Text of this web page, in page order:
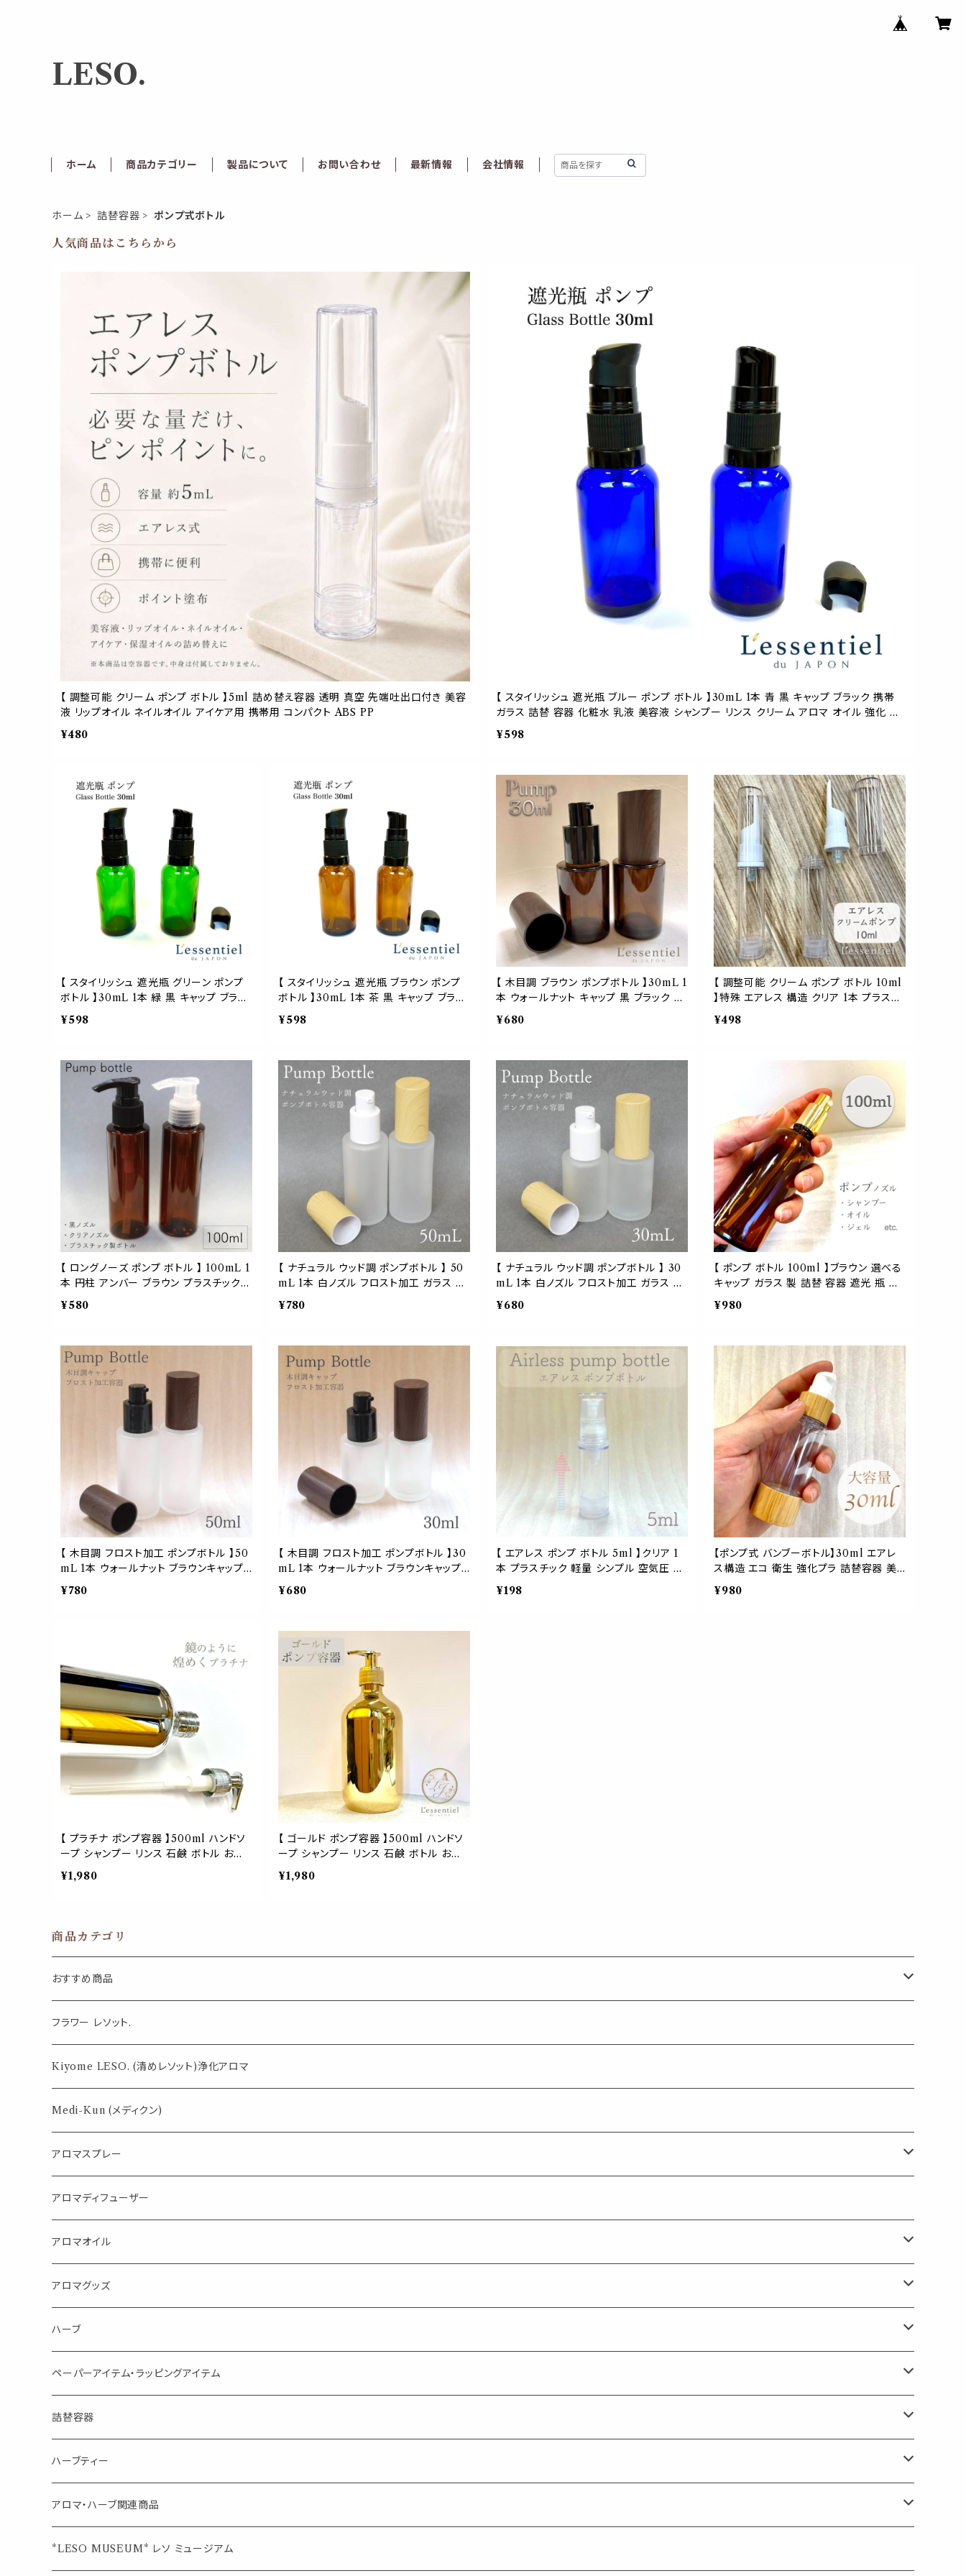
LESO.
ホーム 商品カテゴリー 製品について お問い合わせ 最新情報 会社情報
ホーム 詰替容器 ポンプ式ボトル
人気商品はこちらから
【 調整可能 クリーム ポンプ ボトル 】5ml 詰め替え容器 透明 真空 先端吐出口付き 美容
液 リップオイル ネイルオイル アイケア用 携帯用 コンパクト ABS PP
¥480
【 スタイリッシュ 遮光瓶 ブルー ポンプ ボトル 】30mL 1本 青 黒 キャップ ブラック 携帯
ガラス 詰替 容器 化粧水 乳液 美容液 シャンプー リンス クリーム アロマ オイル 強化 モ
ダン
¥598
【 スタイリッシュ 遮光瓶 グリーン ポンプ
ボトル 】30mL 1本 緑 黒 キャップ ブラッ
ク 携帯 ガラス 詰替 容器 化粧水 乳液 美
容液 シャンプー リンス クリーム アロマ
¥598
【 スタイリッシュ 遮光瓶 ブラウン ポンプ
ボトル 】30mL 1本 茶 黒 キャップ ブラッ
ク 携帯 ガラス 詰替 容器 化粧水 乳液 美
容液 シャンプー リンス クリーム アロマ
¥598
【 木目調 ブラウン ポンプボトル 】30mL 1
本 ウォールナット キャップ 黒 ブラック 遮
光 ガラス 詰替容器 肉厚 化粧水 乳液 美
容液 クリーム アロマ オイル 強化 ナチュ
¥680
【 調整可能 クリーム ポンプ ボトル 10ml
】特殊 エアレス 構造 クリア 1本 プラスチ
ック 軽量 シンプル 空気圧 ノズルなし 化
粧水 美容液 オイル ミルク クリーム 乳液
¥498
【 ロングノーズ ポンプ ボトル 】 100mL 1
本 円柱 アンバー ブラウン プラスチック
選べるポンプ ブラック クリア ロック式 詰
替 容器 クレンジング オイル スキンケア
除 ペット 用品
¥580
【 ナチュラル ウッド調 ポンプボトル 】 50
mL 1本 白ノズル フロスト加工 ガラス 詰
替 容器 木目 キャップ ライト ブラウン プ
ラスチック 乳液 旅行 化粧水 曇り くもり
ト アロマ
¥780
【 ナチュラル ウッド調 ポンプボトル 】 30
mL 1本 白ノズル フロスト加工 ガラス 詰
替 容器 木目 キャップ ライト ブラウン プ
ラスチック 乳液 旅行 化粧水 曇り くもり
ト アロマ
¥680
【 ポンプ ボトル 100ml 】ブラウン 選べる
キャップ ガラス 製 詰替 容器 遮光 瓶 茶
色 アンバー キャリア オイル 美容 液 化粧
水 シャンプー クリーム ジェル アロマ 洗
¥980
【 木目調 フロスト加工 ポンプボトル 】50
mL 1本 ウォールナット ブラウンキャップ
ポンプ黒 ブラック ガラス製 詰替容器 乳
白色 遮光性 肉厚 くもりガラス 化粧水 乳
¥780
【 木目調 フロスト加工 ポンプボトル 】30
mL 1本 ウォールナット ブラウンキャップ
ポンプ黒 ブラック ガラス製 詰替容器 乳
白色 遮光性 肉厚 くもりガラス 化粧水 乳
ュラル モダン
¥680
【 エアレス ポンプ ボトル 5ml 】クリア 1
本 プラスチック 軽量 シンプル 空気圧 ノ
ズルなし 化粧水 美容液 オイル ミルク ク
リーム 乳液 詰替容器 持ち歩き 旅行 ミニ
¥198
【ポンプ式 バンブーボトル】30ml エアレ
ス構造 エコ 衛生 強化プラ 詰替容器 美
容 シャンプー リンス 化粧水 乳液 アロマ
キャリア マッサージ オイル
¥980
【 プラチナ ポンプ容器 】500ml ハンドソ
ープ シャンプー リンス 石鹸 ボトル お洒
落 服屋 雑貨 カフェ 風呂 ショップ 青山
銀座 ブティック 展示 高級 店
¥1,980
【 ゴールド ポンプ容器 】500ml ハンドソ
ープ シャンプー リンス 石鹸 ボトル お洒
落 服屋 雑貨 カフェ 風呂 ショップ 青山
銀座 ブティック 展示 高級 店
¥1,980
商品カテゴリ
おすすめ商品
気になる虫対策に
薄荷の香りで体感温度-4℃ !? スースーシリーズ
パロサント
フラワー レソット.
Kiyome LESO. (清めレソット)浄化アロマ
Medi-Kun (メディクン)
アロマスプレー
目的で選ぶ
蒸し暑い夏やリフレッシュに
消臭に（用途：空間や衣服）
FLOWER LESO. フラワレソット
Kiyome LESO. キヨメ レソット
体感-4℃ !? 薄荷をブレンドしたアロマスプレー
AroMachi アロマチ 町の香り
Mask&Pillow Aroma
アロマディフューザー
アロマオイル
エッセンシャルオイル
シングル
ブレンド
キャリアオイル
アロマグッズ
エッセンシャルオイル
ディフューザー
ハーブ
サシェ・香り袋
ハーブティー
シングル
ブレンド
キャンディー
ペーパーアイテム・ラッピングアイテム
シーリングワックス シール
ペーパークリップ
ウェルカムボード・装飾
席札クリップ
詰替容器
ロールオンボトル
スプレーボトル
スポイトボトル
ハーブティー
ブレンド
ジュエル オブ ビューティー
シングル
アロマ・ハーブ関連商品
エッセンシャルオイル
*LESO MUSEUM* レソ ミュージアム